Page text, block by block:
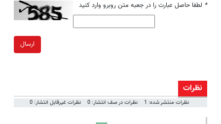
* لطفا حاصل عبارت را در جعبه متن روبرو وارد کنید
ارسال
نظرات
نظرات منتشر شده: 1 نظرات در صف انتشار: 0 نظرات غیرقابل انتشار: 0